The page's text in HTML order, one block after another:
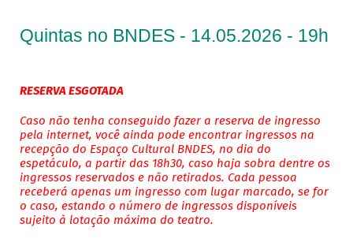
Quintas no BNDES - 14.05.2026 - 19h
RESERVA ESGOTADA
Caso não tenha conseguido fazer a reserva de ingresso
pela internet, você ainda pode encontrar ingressos na
recepção do Espaço Cultural BNDES, no dia do
espetáculo, a partir das 18h30, caso haja sobra dentre os
ingressos reservados e não retirados. Cada pessoa
receberá apenas um ingresso com lugar marcado, se for
o caso, estando o número de ingressos disponíveis
sujeito à lotação máxima do teatro.